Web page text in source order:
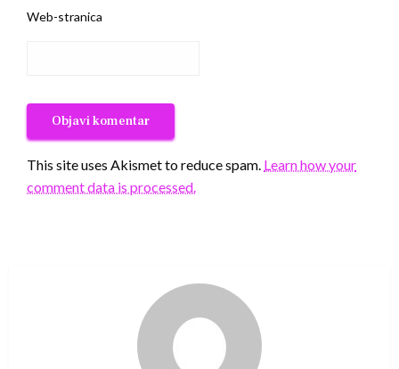
Web-stranica
This site uses Akismet to reduce spam. Learn how your
comment data is processed.